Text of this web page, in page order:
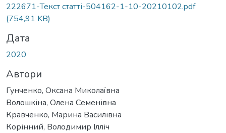
222671-Текст статті-504162-1-10-20210102.pdf
(754,91 KB)
Дата
2020
Автори
Гунченко, Оксана Миколаївна
Волошкіна, Олена Семенівна
Кравченко, Марина Василівна
Корінний, Володимир Ілліч